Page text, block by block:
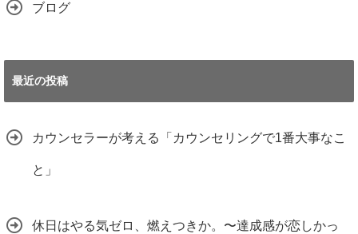
ブログ
最近の投稿
カウンセラーが考える「カウンセリングで1番大事なこ
と」
休日はやる気ゼロ、燃えつきか。〜達成感が恋しかっ